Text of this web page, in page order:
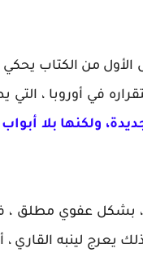
من الكتاب
ولكنها بلا
بشكل عفوي مطلق ،
يعرج لينبه